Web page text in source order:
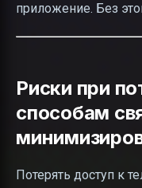
приложение. Без
Риски при
способам
Потерять доступ к